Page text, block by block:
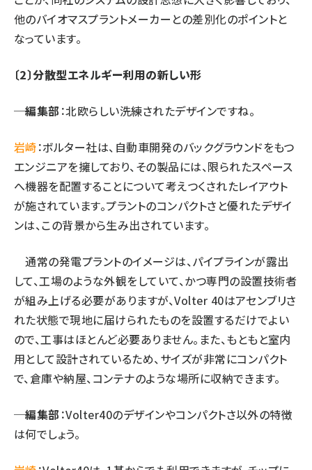
他のバイオマスプラントメーカーとの差別化のポイントと
なっています。
〔2〕分散型エネルギー利用の新しい形
─編集部 ：北欧らしい洗練されたデザインですね。
岩崎：ボルター社は、自動車開発のバックグラウンドをもつ
エンジニアを擁しており、その製品には、限られたスペース
へ機器を配置することについて考えつくされたレイアウト
が施されています。プラントのコンパクトさと優れたデザイ
ンは、この背景から生み出されています。
通常の発電プラントのイメージは、パイプラインが露出
して、工場のような外観をしていて、かつ専門の設置技術者
が組み上げる必要がありますが、Volter 40はアセンブリさ
れた状態で現地に届けられたものを設置するだけでよい
ので、工事はほとんど必要ありません。また、もともと室内
用として設計されているため、サイズが非常にコンパクト
で、倉庫や納屋、コンテナのような場所に収納できます。
─編集部 ：Volter40のデザインやコンパクトさ以外の特徴
は何でしょう。